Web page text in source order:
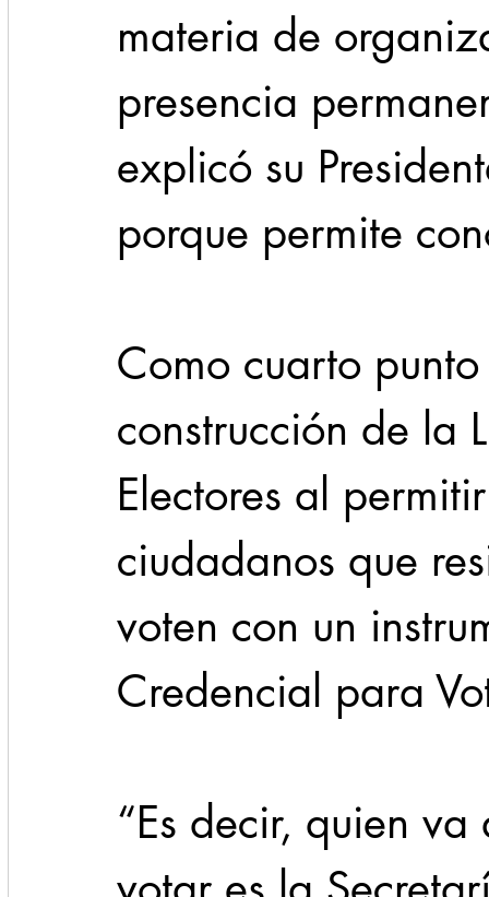
materia de
presencia
explicó su
porque permite
Como cuarto
construcción de la
Electores al
ciudadanos que
voten con un
Credencial para
“Es decir, quien